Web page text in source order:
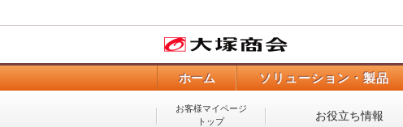
ホーム ソリューション・製品
お客様マイページ
トップ
お役立ち情報